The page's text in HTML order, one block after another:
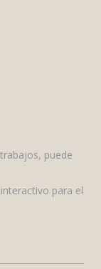
puede
para el